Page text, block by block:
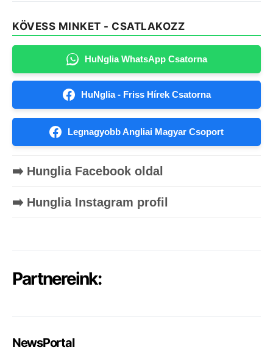
KÖVESS MINKET - CSATLAKOZZ
HuNglia WhatsApp Csatorna
HuNglia - Friss Hírek Csatorna
Legnagyobb Angliai Magyar Csoport
➡️ Hunglia Facebook oldal
➡️ Hunglia Instagram profil
Partnereink:
NewsPortal